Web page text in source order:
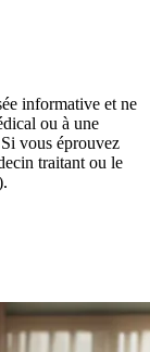
informative et ne
ou à une
vous éprouvez
traitant ou le